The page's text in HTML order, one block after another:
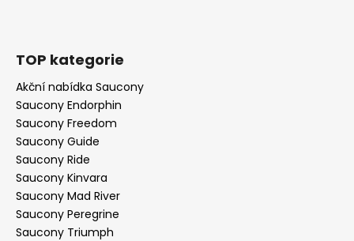
TOP kategorie
Akční nabídka Saucony
Saucony Endorphin
Saucony Freedom
Saucony Guide
Saucony Ride
Saucony Kinvara
Saucony Mad River
Saucony Peregrine
Saucony Triumph